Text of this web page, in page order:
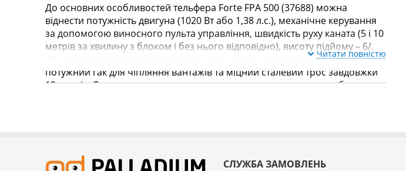
До основних особливостей тельфера Forte FPA 500 (37688) можна
віднести потужність двигуна (1020 Вт або 1,38 л.с.), механічне керування
за допомогою виносного пульта управління, швидкість руху каната (5 і 10
метрів за хвилину з блоком і без нього відповідно), висоту підйому – 6/.
До комплектації електротельфера, крім пульта управління, доданий
потужний гак для чіпляння вантажів та міцний сталевий трос завдовжки
12 метрів. Як живлення може використовуватися стандартна побутова
Читати повністю
СЛУЖБА ЗАМОВЛЕНЬ